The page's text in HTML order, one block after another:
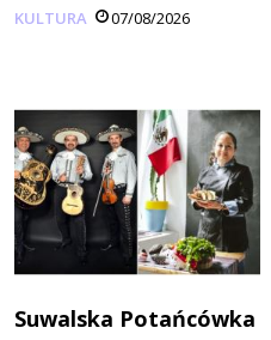
KULTURA 07/08/2026
Suwalska Potańcówka